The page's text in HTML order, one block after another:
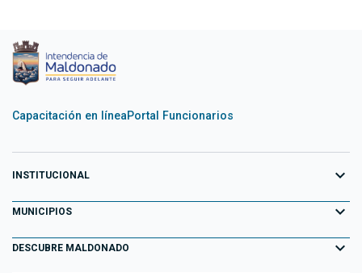
Capacitación en líneaPortal Funcionarios
INSTITUCIONAL expand_more
Equipo de Gobierno
Primeros 100 días
MUNICIPIOS expand_more
Aiguá
DESCUBRE MALDONADO expand_more